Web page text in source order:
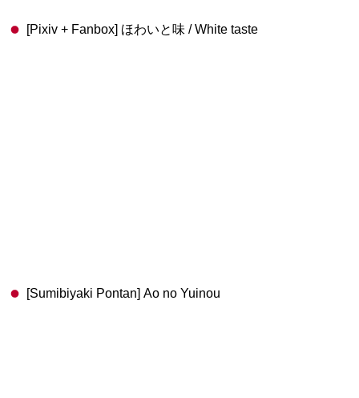
[Pixiv + Fanbox] ほわいと味 / White taste
[Sumibiyaki Pontan] Ao no Yuinou